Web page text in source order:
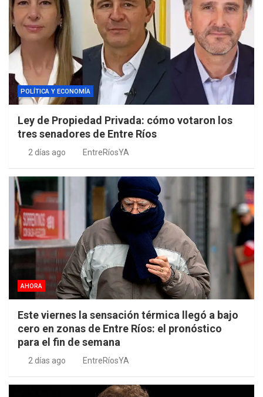
POLÍTICA Y ECONOMÍA
Ley de Propiedad Privada: cómo votaron los
tres senadores de Entre Ríos
2 días ago EntreRíosYA
AHORA
Este viernes la sensación térmica llegó a bajo
cero en zonas de Entre Ríos: el pronóstico
para el fin de semana
2 días ago EntreRíosYA